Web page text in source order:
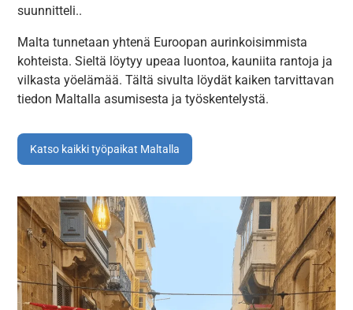
suunnitteli..
Malta tunnetaan yhtenä Euroopan aurinkoisimmista
kohteista. Sieltä löytyy upeaa luontoa, kauniita rantoja ja
vilkasta yöelämää. Tältä sivulta löydät kaiken tarvittavan
tiedon Maltalla asumisesta ja työskentelystä.
Katso kaikki työpaikat Maltalla